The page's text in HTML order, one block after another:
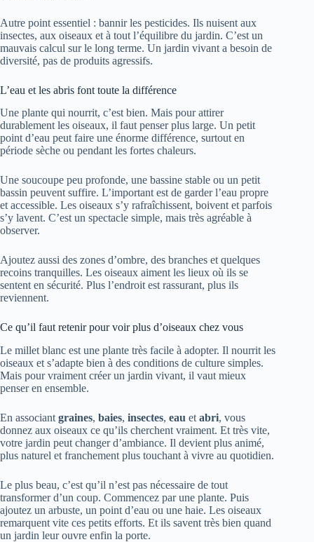
Autre point essentiel : bannir les pesticides. Ils nuisent aux
insectes, aux oiseaux et à tout l’équilibre du jardin. C’est un
mauvais calcul sur le long terme. Un jardin vivant a besoin de
diversité, pas de produits agressifs.
L’eau et les abris font toute la différence
Une plante qui nourrit, c’est bien. Mais pour attirer
durablement les oiseaux, il faut penser plus large. Un petit
point d’eau peut faire une énorme différence, surtout en
période sèche ou pendant les fortes chaleurs.
Une soucoupe peu profonde, une bassine stable ou un petit
bassin peuvent suffire. L’important est de garder l’eau propre
et accessible. Les oiseaux s’y rafraîchissent, boivent et parfois
s’y lavent. C’est un spectacle simple, mais très agréable à
observer.
Ajoutez aussi des zones d’ombre, des branches et quelques
recoins tranquilles. Les oiseaux aiment les lieux où ils se
sentent en sécurité. Plus l’endroit est rassurant, plus ils
reviennent.
Ce qu’il faut retenir pour voir plus d’oiseaux chez vous
Le millet blanc est une plante très facile à adopter. Il nourrit les
oiseaux et s’adapte bien à des conditions de culture simples.
Mais pour vraiment créer un jardin vivant, il vaut mieux
penser en ensemble.
En associant graines, baies, insectes, eau et abri, vous
donnez aux oiseaux ce qu’ils cherchent vraiment. Et très vite,
votre jardin peut changer d’ambiance. Il devient plus animé,
plus naturel et franchement plus touchant à vivre au quotidien.
Le plus beau, c’est qu’il n’est pas nécessaire de tout
transformer d’un coup. Commencez par une plante. Puis
ajoutez un arbuste, un point d’eau ou une haie. Les oiseaux
remarquent vite ces petits efforts. Et ils savent très bien quand
un jardin leur ouvre enfin la porte.